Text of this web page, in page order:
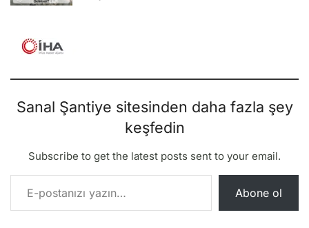
Sanal Şantiye sitesinden daha fazla şey
keşfedin
Subscribe to get the latest posts sent to your email.
E-postanızı yazın…
Abone ol